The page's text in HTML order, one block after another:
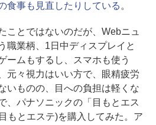
食事も見直したりしている 。
とではないのだが、Webニュ
職業柄、1日中ディスプレイと
ームもするし、スマホも使う
元々視力はいい方で、眼精疲労
いものの、目への負担は軽くな
、パナソニックの「目もとエス
もとエステ)を購入してみた。ア